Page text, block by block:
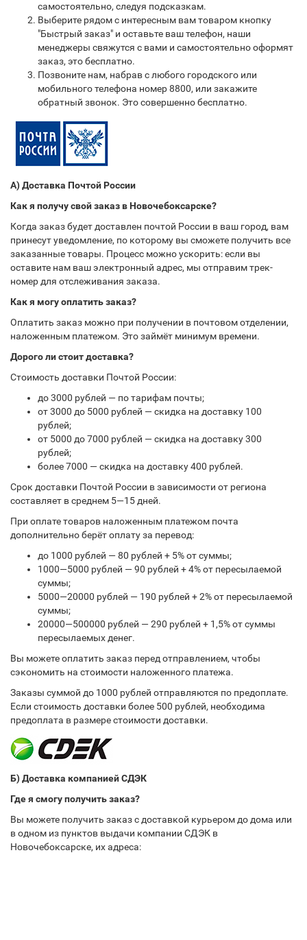
самостоятельно, следуя подсказкам.
Выберите рядом с интересным вам товаром кнопку
"Быстрый заказ" и оставьте ваш телефон, наши
менеджеры свяжутся с вами и самостоятельно оформят
заказ, это бесплатно.
Позвоните нам, набрав с любого городского или
мобильного телефона номер 8800, или закажите
обратный звонок. Это совершенно бесплатно.
А) Доставка Почтой России
Как я получу свой заказ в Новочебоксарске?
Когда заказ будет доставлен почтой России в ваш город, вам
принесут уведомление, по которому вы сможете получить все
заказанные товары. Процесс можно ускорить: если вы
оставите нам ваш электронный адрес, мы отправим трек-
номер для отслеживания заказа.
Как я могу оплатить заказ?
Оплатить заказ можно при получении в почтовом отделении,
наложенным платежом. Это займёт минимум времени.
Дорого ли стоит доставка?
Стоимость доставки Почтой России:
до 3000 рублей — по тарифам почты;
от 3000 до 5000 рублей — скидка на доставку 100
рублей;
от 5000 до 7000 рублей — скидка на доставку 300
рублей;
более 7000 — скидка на доставку 400 рублей.
Срок доставки Почтой России в зависимости от региона
составляет в среднем 5—15 дней.
При оплате товаров наложенным платежом почта
дополнительно берёт оплату за перевод:
до 1000 рублей — 80 рублей + 5% от суммы;
1000—5000 рублей — 90 рублей + 4% от пересылаемой
суммы;
5000—20000 рублей — 190 рублей + 2% от пересылаемой
суммы;
20000—500000 рублей — 290 рублей + 1,5% от суммы
пересылаемых денег.
Вы можете оплатить заказ перед отправлением, чтобы
сэкономить на стоимости наложенного платежа.
Заказы суммой до 1000 рублей отправляются по предоплате.
Если стоимость доставки более 500 рублей, необходима
предоплата в размере стоимости доставки.
Б) Доставка компанией СДЭК
Где я смогу получить заказ?
Вы можете получить заказ с доставкой курьером до дома или
в одном из пунктов выдачи компании СДЭК в
Новочебоксарске, их адреса: